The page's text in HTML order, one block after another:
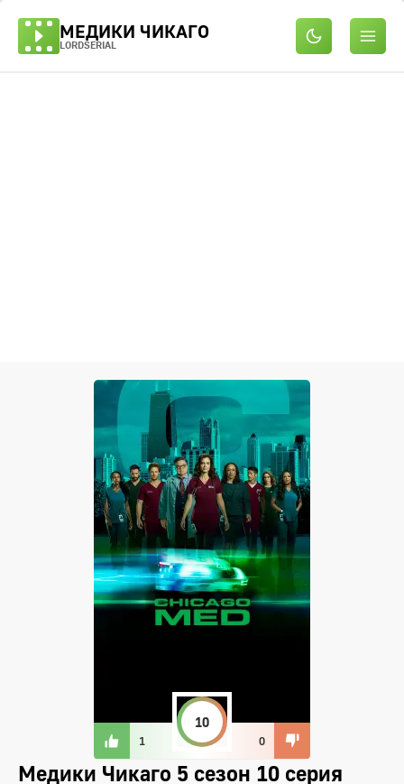
МЕДИКИ ЧИКАГО
LORDSERIAL
1
10
0
Медики Чикаго 5 сезон 10 серия